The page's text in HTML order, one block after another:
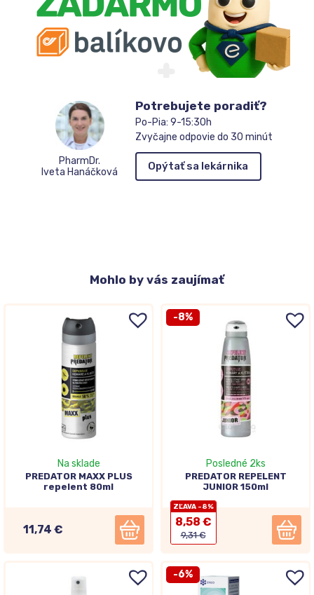
PharmDr.
Iveta Hanáčková
Potrebujete poradiť?
Po-Pia: 9-15:30h
Zvyčajne odpovie do 30 minút
Opýtať sa lekárnika
Mohlo by vás zaujímať
Na sklade
PREDATOR MAXX PLUS
repelent 80ml
11,74 €
-8%
Posledné 2ks
PREDATOR REPELENT
JUNIOR 150ml
ZĽAVA -8%
8,58 €
9,31 €
-6%